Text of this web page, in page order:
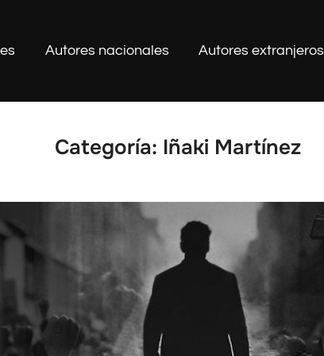
Autores nacionales Autores extranjeros
Categoría: Iñaki Martínez